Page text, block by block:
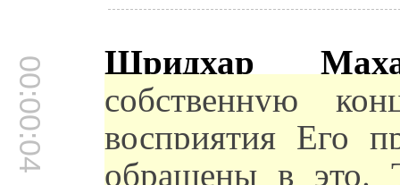
00:00:04 Шридхар
собственную
восприятия Его
обращены в это.